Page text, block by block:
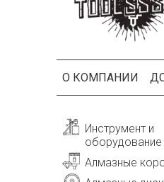
О КОМПАНИИ
Инструмент и
оборудование
Алмазные